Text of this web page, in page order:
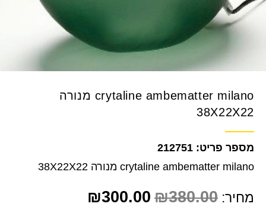
crytaline ambematter milano מנורה
38X22X22
212751
crytaline ambematter milano מנורה 38X22X22
מחיר: ₪380.00
₪300.00